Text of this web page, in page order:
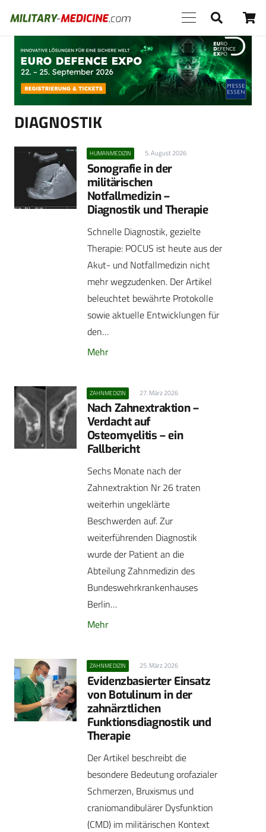
Anzeige
DIAGNOSTIK
HUMANMEDIZIN 5. August 2026
Sonografie in der
militärischen
Notfallmedizin –
Diagnostik und Therapie
Schnelle Diagnostik, gezielte
Therapie: POCUS ist heute aus der
Akut- und Notfallmedizin nicht
mehr wegzudenken. Der Artikel
beleuchtet bewährte Protokolle
sowie aktuelle Entwicklungen für
den…
Mehr
ZAHNMEDIZIN 27. März 2026
Nach Zahnextraktion –
Verdacht auf
Osteomyelitis – ein
Fallbericht
Sechs Monate nach der
Zahnextraktion Nr 26 traten
weiterhin ungeklärte
Beschwerden auf. Zur
weiterführenden Diagnostik
wurde der Patient an die
Abteilung Zahnmedizin des
Bundeswehrkrankenhauses
Berlin…
Mehr
ZAHNMEDIZIN 25. März 2026
Evidenzbasierter Einsatz
von Botulinum in der
zahnärztlichen
Funktionsdiagnostik und
Therapie
Der Artikel beschreibt die
besondere Bedeutung orofazialer
Schmerzen, Bruxismus und
craniomandibulärer Dysfunktion
(CMD) im militärischen Kontext